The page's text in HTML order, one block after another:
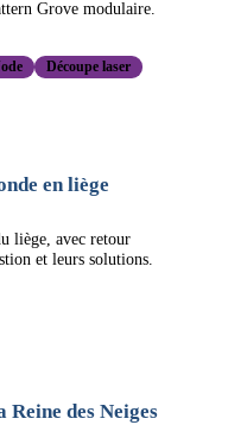
Grove modulaire.
Découpe laser
en liège
liège, avec retour
et leurs solutions.
des Neiges